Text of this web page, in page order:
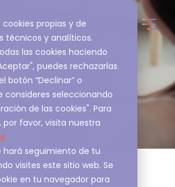
cookies propias y de
técnicos y analíticos.
las cookies haciendo
puedes rechazarlas
botón “Declinar” o
consideres seleccionando
de las cookies". Para
favor, visita nuestra
hará seguimiento de tu
visites este sitio web. Se
en tu navegador para